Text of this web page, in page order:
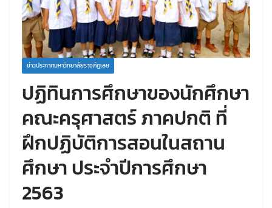
ข่าวประกาศมหาวิทยาลัยราชภัฏเลย
ปฏิทินการศึกษาของนักศึกษา
คณะครุศาสตร์ ภาคปกติ ที่
ฝึกปฏิบัติการสอนในสถาน
ศึกษา ประจำปีการศึกษา
2563